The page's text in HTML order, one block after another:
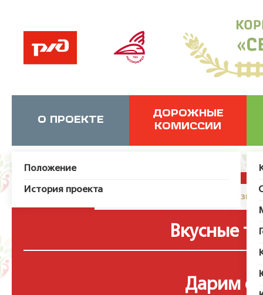
О ПРОЕКТЕ
Положение
История проекта
ДОРОЖНЫЕ
КОМИССИИ
JUser: :_load: Не удалось
Вкусные
Дарим